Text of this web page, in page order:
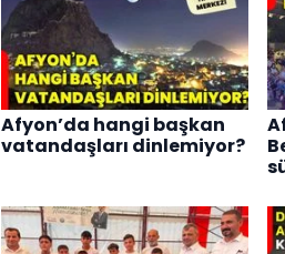
Afyon’da hangi başkan
vatandaşları dinlemiyor?